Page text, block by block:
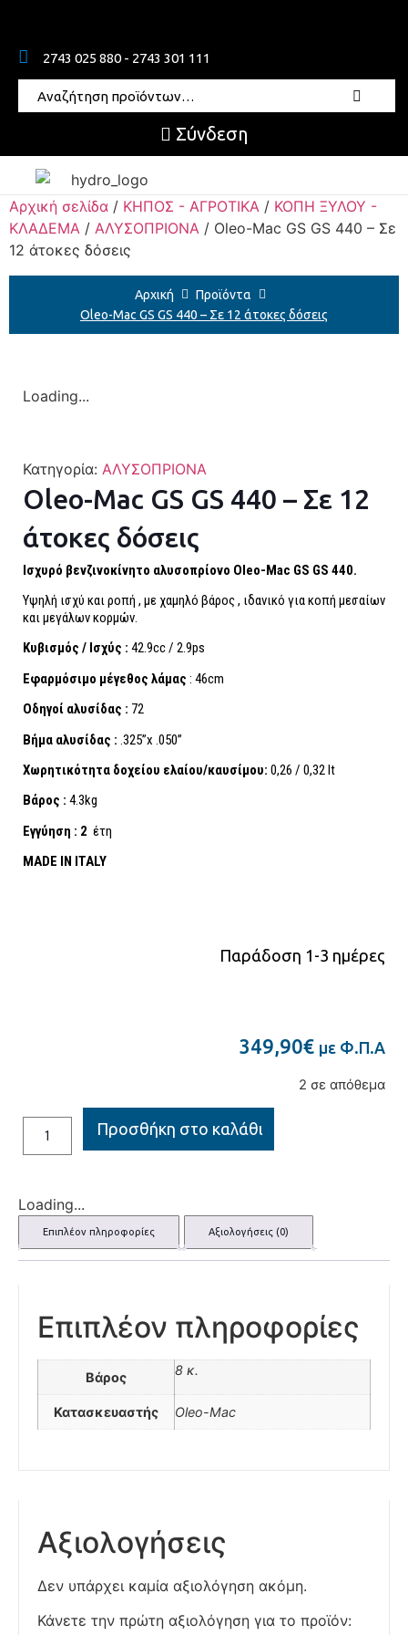
2743 025 880 - 2743 301 111
Σύνδεση
Αρχική σελίδα / ΚΗΠΟΣ - ΑΓΡΟΤΙΚΑ / ΚΟΠΗ ΞΥΛΟΥ -
ΚΛΑΔΕΜΑ / ΑΛΥΣΟΠΡΙΟΝΑ / Oleo-Mac GS GS 440 – Σε
12 άτοκες δόσεις
Αρχική
Προϊόντα
Oleo-Mac GS GS 440 – Σε 12 άτοκες δόσεις
Loading...
Κατηγορία: ΑΛΥΣΟΠΡΙΟΝΑ
Oleo-Mac GS GS 440 – Σε 12
άτοκες δόσεις
Ισχυρό βενζινοκίνητο αλυσοπρίονο Oleo-Mac GS GS 440.
Υψηλή ισχύ και ροπή , με χαμηλό βάρος , ιδανικό για κοπή μεσαίων
και μεγάλων κορμών.
Κυβισμός / Ισχύς : 42.9cc / 2.9ps
Εφαρμόσιμο μέγεθος λάμας : 46cm
Οδηγοί αλυσίδας : 72
Βήμα αλυσίδας : .325”x .050”
Χωρητικότητα δοχείου ελαίου/καυσίμου: 0,26 / 0,32 lt
Βάρος : 4.3kg
Εγγύηση : 2 έτη
MADE IN ITALY
Παράδοση 1-3 ημέρες
349,90€ με Φ.Π.Α
2 σε απόθεμα
Προσθήκη στο καλάθι
Loading...
Επιπλέον πληροφορίες Αξιολογήσεις (0)
Επιπλέον πληροφορίες
Βάρος 8 κ.
Κατασκευαστής Oleo-Mac
Αξιολογήσεις
Δεν υπάρχει καμία αξιολόγηση ακόμη.
Κάνετε την πρώτη αξιολόγηση για το προϊόν: